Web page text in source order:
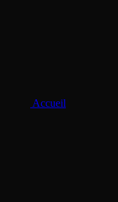
Accueil